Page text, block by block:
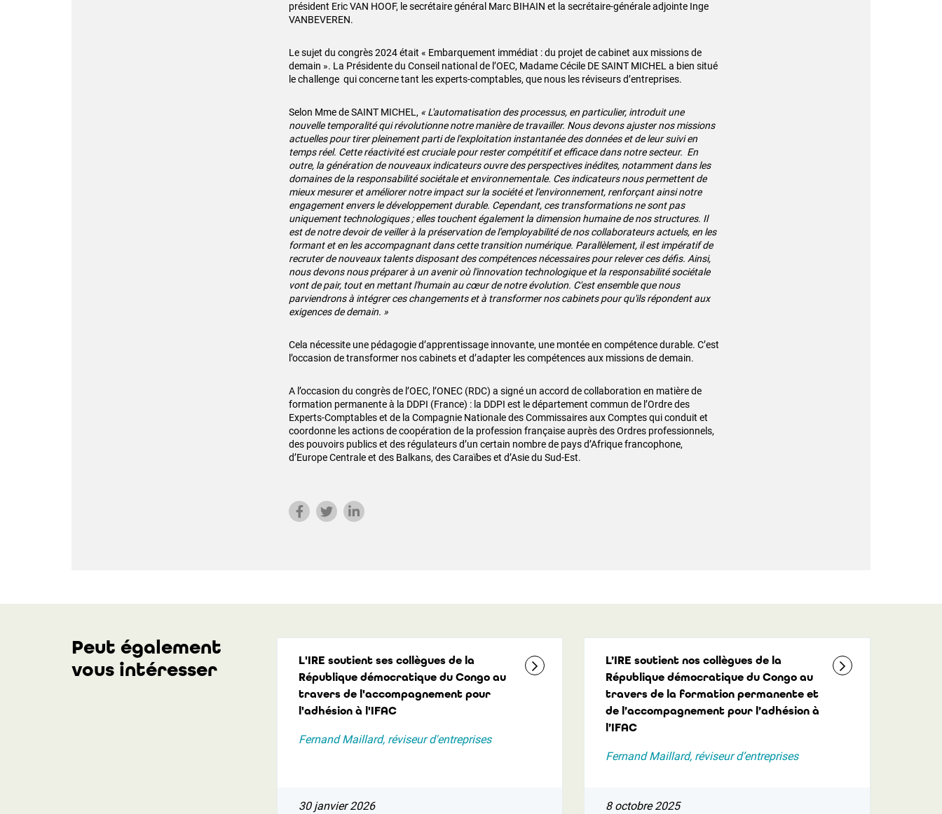
président Eric VAN HOOF, le secrétaire général Marc BIHAIN et la secrétaire-générale adjointe Inge
VANBEVEREN.
Le sujet du congrès 2024 était « Embarquement immédiat : du projet de cabinet aux missions de
demain ». La Présidente du Conseil national de l’OEC, Madame Cécile DE SAINT MICHEL a bien situé
le challenge qui concerne tant les experts-comptables, que nous les réviseurs d’entreprises.
Selon Mme de SAINT MICHEL, « L'automatisation des processus, en particulier, introduit une
nouvelle temporalité qui révolutionne notre manière de travailler. Nous devons ajuster nos missions
actuelles pour tirer pleinement parti de l'exploitation instantanée des données et de leur suivi en
temps réel. Cette réactivité est cruciale pour rester compétitif et efficace dans notre secteur. En
outre, la génération de nouveaux indicateurs ouvre des perspectives inédites, notamment dans les
domaines de la responsabilité sociétale et environnementale. Ces indicateurs nous permettent de
mieux mesurer et améliorer notre impact sur la société et l'environnement, renforçant ainsi notre
engagement envers le développement durable. Cependant, ces transformations ne sont pas
uniquement technologiques ; elles touchent également la dimension humaine de nos structures. Il
est de notre devoir de veiller à la préservation de l'employabilité de nos collaborateurs actuels, en les
formant et en les accompagnant dans cette transition numérique. Parallèlement, il est impératif de
recruter de nouveaux talents disposant des compétences nécessaires pour relever ces défis. Ainsi,
nous devons nous préparer à un avenir où l'innovation technologique et la responsabilité sociétale
vont de pair, tout en mettant l'humain au cœur de notre évolution. C'est ensemble que nous
parviendrons à intégrer ces changements et à transformer nos cabinets pour qu'ils répondent aux
exigences de demain. »
Cela nécessite une pédagogie d’apprentissage innovante, une montée en compétence durable. C’est
l’occasion de transformer nos cabinets et d’adapter les compétences aux missions de demain.
A l’occasion du congrès de l’OEC, l’ONEC (RDC) a signé un accord de collaboration en matière de
formation permanente à la DDPI (France) : la DDPI est le département commun de l’Ordre des
Experts-Comptables et de la Compagnie Nationale des Commissaires aux Comptes qui conduit et
coordonne les actions de coopération de la profession française auprès des Ordres professionnels,
des pouvoirs publics et des régulateurs d’un certain nombre de pays d’Afrique francophone,
d’Europe Centrale et des Balkans, des Caraïbes et d’Asie du Sud-Est.
Peut également
vous intéresser
L'IRE soutient ses collègues de la
République démocratique du Congo au
travers de l'accompagnement pour
l'adhésion à l'IFAC
Fernand Maillard, réviseur d'entreprises
30 janvier 2026
L’IRE soutient nos collègues de la
République démocratique du Congo au
travers de la formation permanente et
de l’accompagnement pour l’adhésion à
l’IFAC
Fernand Maillard, réviseur d’entreprises
8 octobre 2025